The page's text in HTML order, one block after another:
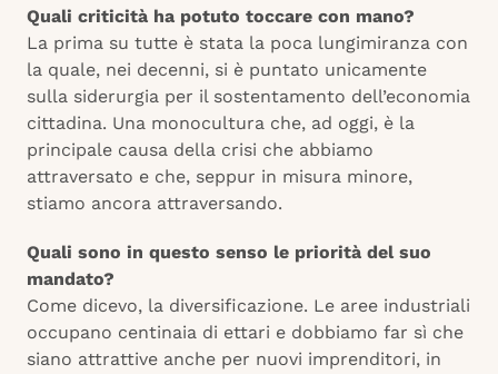
Quali criticità ha potuto toccare con mano?
La prima su tutte è stata la poca lungimiranza con
la quale, nei decenni, si è puntato unicamente
sulla siderurgia per il sostentamento dell’economia
cittadina. Una monocultura che, ad oggi, è la
principale causa della crisi che abbiamo
attraversato e che, seppur in misura minore,
stiamo ancora attraversando.
Quali sono in questo senso le priorità del suo
mandato?
Come dicevo, la diversificazione. Le aree industriali
occupano centinaia di ettari e dobbiamo far sì che
siano attrattive anche per nuovi imprenditori, in